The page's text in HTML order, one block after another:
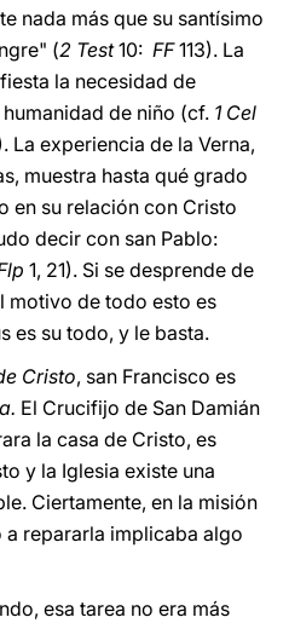
nada más que su santísimo
(2 Test10: FF113). La
la necesidad de
de niño (cf. 1 Cel
experiencia de la Verna,
muestra hasta qué grado
en su relación con Cristo
decir con san Pablo:
1, 21). Si se desprende de
motivo de todo esto es
es su todo, y le basta.
Cristo, san Francisco es
El Crucifijo de San Damián
la casa de Cristo, es
y la Iglesia existe una
Ciertamente, en la misión
repararla implicaba algo
esa tarea no era más